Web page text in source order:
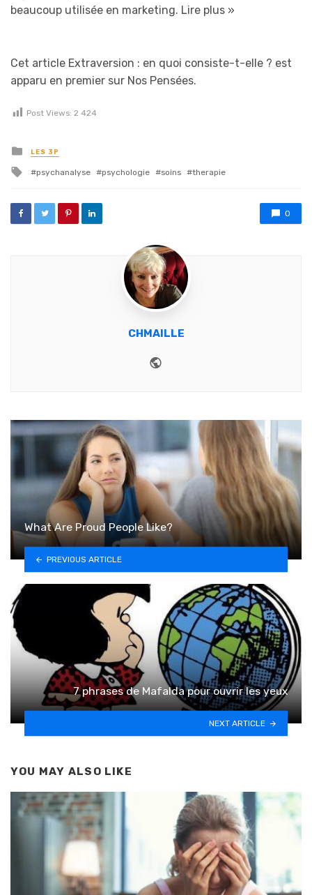
beaucoup utilisée en marketing. Lire plus »
Cet article Extraversion : en quoi consiste-t-elle ? est
apparu en premier sur Nos Pensées.
Post Views: 2 424
Posted in
LES 3P
Tagged with
psychanalyse psychologie soins therapie
0
CHMAILLE
What Are Proud People Like?
PREVIOUS ARTICLE
7 phrases de Mafalda pour ouvrir les yeux
NEXT ARTICLE
YOU MAY ALSO LIKE